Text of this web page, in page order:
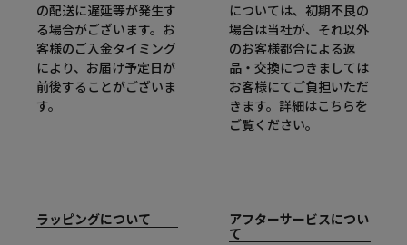
の配送に遅延等が発生す
る場合がございます。お
客様のご入金タイミング
により、お届け予定日が
前後することがございま
す。
については、初期不良の
場合は当社が、それ以外
のお客様都合による返
品・交換につきましては
お客様にてご負担いただ
きます。詳細はこちらを
ご覧ください。
ラッピングについて
アフターサービスについ
て